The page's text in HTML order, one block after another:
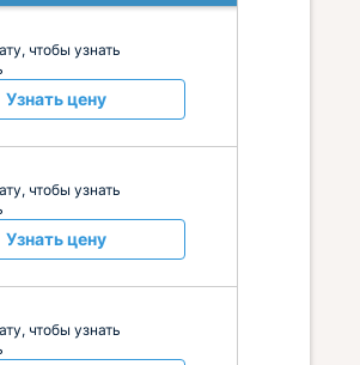
чтобы узнать
Узнать цену
чтобы узнать
Узнать цену
чтобы узнать